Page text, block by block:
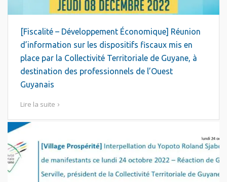
[Fiscalité – Développement Économique] Réunion
d’information sur les dispositifs fiscaux mis en
place par la Collectivité Territoriale de Guyane, à
destination des professionnels de l’Ouest
Guyanais
Lire la suite